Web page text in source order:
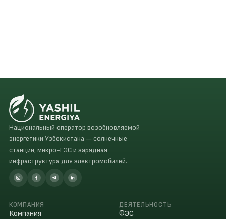
Национальный оператор возобновляемой
энергетики Узбекистана — солнечные
станции, микро-ГЭС и зарядная
инфраструктура для электромобилей.
КОМПАНИЯ
Компания
ДЕЯТЕЛЬНОСТЬ
ФЭС